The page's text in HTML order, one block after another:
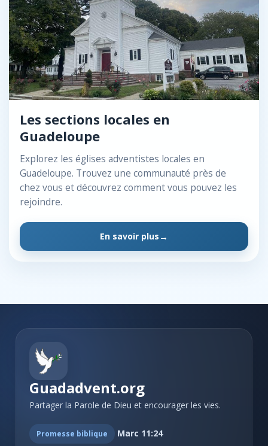
Les sections locales en
Guadeloupe
Explorez les églises adventistes locales en
Guadeloupe. Trouvez une communauté près de
chez vous et découvrez comment vous pouvez les
rejoindre.
En savoir plus
Guadadvent.org
Partager la Parole de Dieu et encourager les vies.
Promesse biblique Marc 11:24